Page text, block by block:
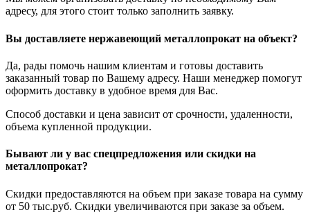
адресу, для этого стоит только заполнить заявку.
Вы доставляете нержавеющий металлопрокат на объект?
Да, рады помочь нашим клиентам и готовы доставить
заказанный товар по Вашему адресу. Наши менеджер помогут
оформить доставку в удобное время для Вас.
Способ доставки и цена зависит от срочности, удаленности,
объема купленной продукции.
Бывают ли у вас спецпредложения или скидки на
металлопрокат?
Скидки предоставляются на объем при заказе товара на сумму
от 50 тыс.руб. Скидки увеличиваются при заказе за объем.